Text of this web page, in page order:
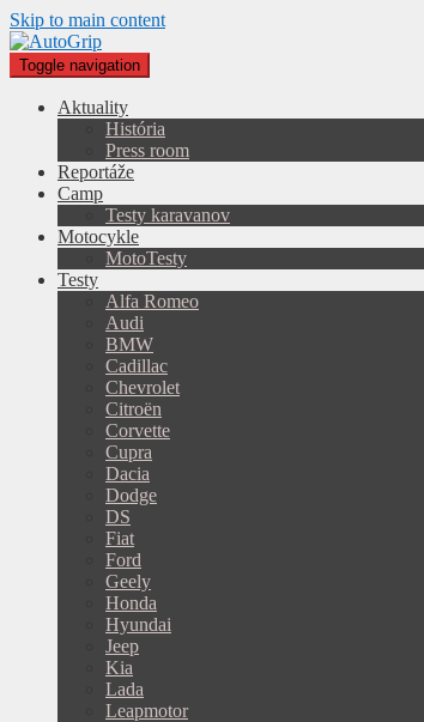
Skip to main content
Toggle navigation
Aktuality
História
Press room
Reportáže
Camp
Testy karavanov
Motocykle
MotoTesty
Testy
Alfa Romeo
Audi
BMW
Cadillac
Chevrolet
Citroën
Corvette
Cupra
Dacia
Dodge
DS
Fiat
Ford
Geely
Honda
Hyundai
Jeep
Kia
Lada
Leapmotor